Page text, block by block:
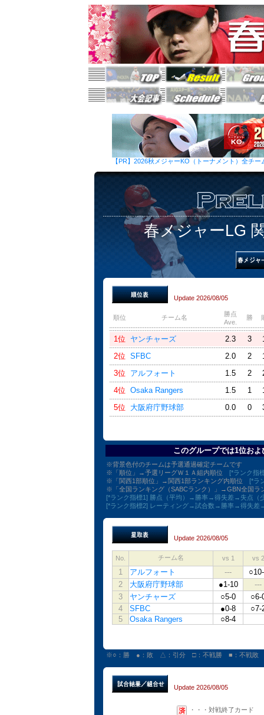
【PR】2026秋メジャーKO（トーナメント）全チ
春メジャーLG
Update 2026/08/05
順位 チーム名
勝点
Ave.
勝
1位 ヤンチャーズ 2.3 3
2位 SFBC 2.0 2
3位
アルフォート 1.5 2
4位 Osaka Rangers 1.5 1
5位
大阪府庁野球部 0.0 0
このグループでは1位お
※背景色付のチームは予選通過確定チームです
※「順位」→予選リーグＷ１Ａ組内順位 [*ランク指
※「関西1部順位」→関西1部ランキング内順位 [*ラ
※「全国ランキング（SABCランク）」→GBN全国
[*ランク指標1] 勝点（平均）→勝率→得失差→失点（
[*ランク指標2] レーティング→試合数→勝率→得失
Update 2026/08/05
No. チーム名 vs 1 vs 2
1 アルフォート ---
2
大阪府庁野球部 ●1-10
---
3
ヤンチャーズ ○5-0
○6-
4
SFBC ●0-8
○7-
5
Osaka Rangers ○8-4
※○：勝 ●：敗 △：引分 □：不戦勝 ■：不戦敗
Update 2026/08/05
・・・対戦終了カード